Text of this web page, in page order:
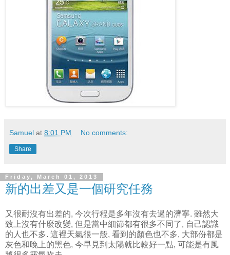
Samuel at 8:01 PM No comments:
Share
Friday, March 01, 2013
新的出差又是一個研究任務
又很耐沒有出差的, 今次行程是多年沒有去過的濟寧. 雖然大
致上沒有什麼改變, 但是當中細節都有很多不同了, 自己認識
的人也不多. 這裡天氣很一般, 看到的顏色也不多, 大部份都是
灰色和晚上的黑色, 今早見到太陽就比較好一點, 可能是有風